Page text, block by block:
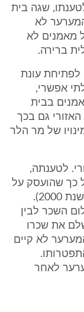
שגה בית
המערער לא
מאמנים לא
ברירה.
לפתיחת עונת
אפשרי,
בבית
גם בכך
של מר הלר
לטענתה,
כך שהועסק על
ידי המשיבה 7 חודשים בלבד (מראשית שנת 2000).
השכר לבין
את שכרו
לא קיים
לאחר